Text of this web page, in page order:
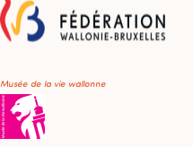
Musée de la vie wallonne